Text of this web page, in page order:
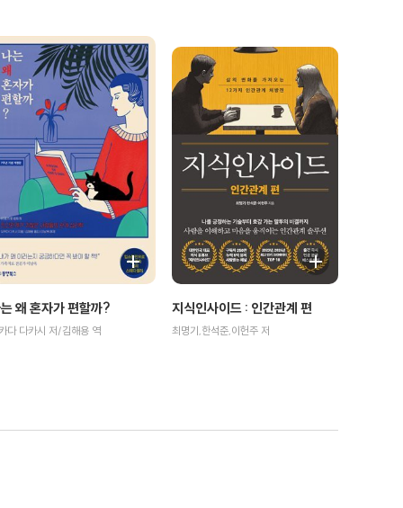
왜 혼자가 편할까?
다 다카시 저/김해용 역
지식인사이드 : 인간관계 편
최명기,한석준,이헌주 저